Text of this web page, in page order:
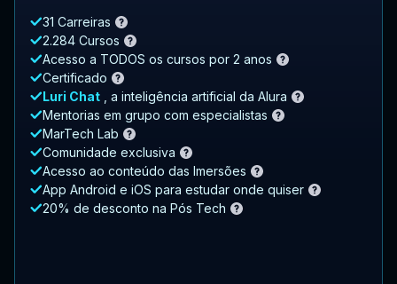
31 Carreiras
2.284 Cursos
Acesso a TODOS os cursos por 2 anos
Certificado
Luri Chat
, a inteligência artificial da Alura
Mentorias em grupo com especialistas
MarTech Lab
Comunidade exclusiva
Acesso ao conteúdo das Imersões
App Android e iOS para estudar onde quiser
20% de desconto na Pós Tech